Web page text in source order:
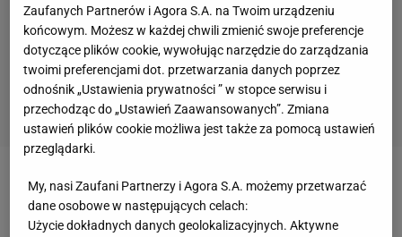
Zobacz wideoEwa Swoboda halową mistrzynią
Polski! "Nie było wspaniale"
Zaufanych Partnerów i Agora S.A. na Twoim urządzeniu
końcowym. Możesz w każdej chwili zmienić swoje preferencje
dotyczące plików cookie, wywołując narzędzie do zarządzania
twoimi preferencjami dot. przetwarzania danych poprzez
odnośnik „Ustawienia prywatności ” w stopce serwisu i
przechodząc do „Ustawień Zaawansowanych”. Zmiana
ustawień plików cookie możliwa jest także za pomocą ustawień
przeglądarki.
My, nasi Zaufani Partnerzy i Agora S.A. możemy przetwarzać
dane osobowe w następujących celach:
Użycie dokładnych danych geolokalizacyjnych. Aktywne